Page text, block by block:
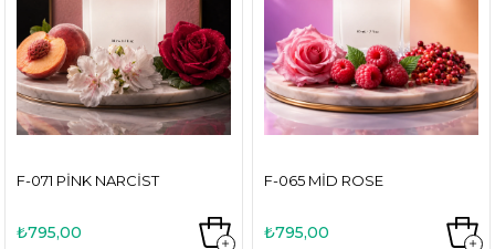
F-071 PINK NARCIST
₺795,00
F-065 MID ROSE
₺795,00